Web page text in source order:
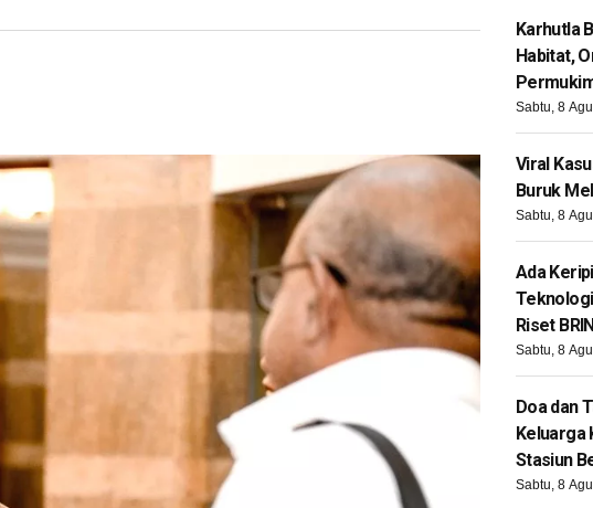
Karhutla
Habitat,
Sabtu, 8
Viral
Buruk
Sabtu, 8
Ada
Riset
Sabtu, 8
Doa dan
Keluarga
Stasiun
Sabtu, 8